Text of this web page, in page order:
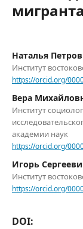
Наталья
Институт
https://orcid.org/
Вера
Институт
академии наук
https://orcid.org/
Игорь
Институт
https://orcid.org/
DOI: